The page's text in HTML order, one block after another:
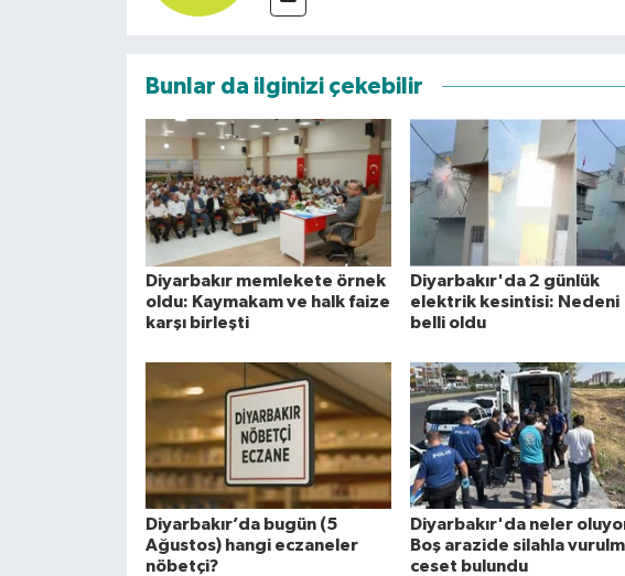
Bunlar da ilginizi çekebilir
Diyarbakır memlekete örnek
oldu: Kaymakam ve halk faize
karşı birleşti
Diyarbakır'da 2 günlük
elektrik kesintisi: Nedeni
belli oldu
Diyarbakır’da bugün (5
Ağustos) hangi eczaneler
nöbetçi?
Diyarbakır'da neler
Boş arazide silahla
ceset bulundu